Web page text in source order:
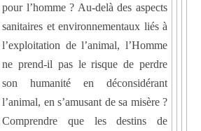
pour l’homme ? Au-delà des aspects
sanitaires et environnementaux liés à
l’exploitation de l’animal, l’Homme
ne prend-il pas le risque de perdre
son humanité en déconsidérant
l’animal, en s’amusant de sa misère ?
Comprendre que les destins de